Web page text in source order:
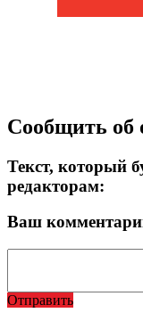
Сообщить об
Текст, который
редакторам:
Ваш
Отправить